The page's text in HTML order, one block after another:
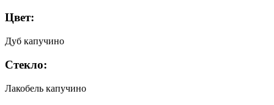
Цвет:
Дуб капучино
Стекло:
Лакобель капучино